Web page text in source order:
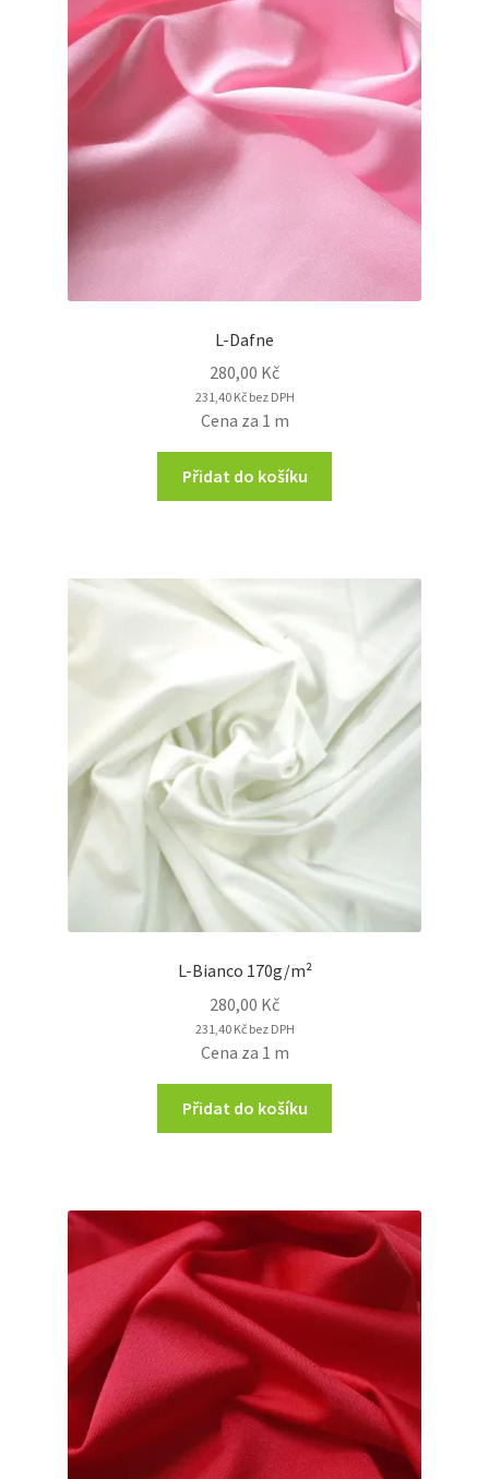
L-Dafne
280,00 Kč
231,40 Kčbez DPH
Cena za 1 m
Přidat do košíku
L-Bianco 170g/m²
280,00 Kč
231,40 Kčbez DPH
Cena za 1 m
Přidat do košíku